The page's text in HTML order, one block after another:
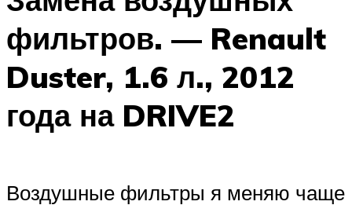
фильтров. — Renault
Duster, 1.6 л., 2012
года на DRIVE2
Воздушные фильтры я меняю чаще